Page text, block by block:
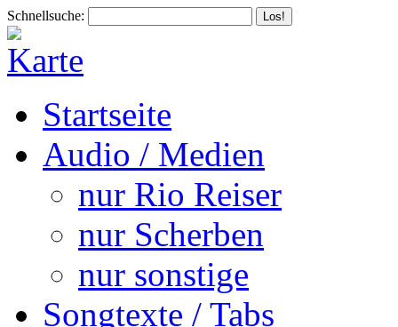
Schnellsuche:
Startseite
Audio / Medien
nur Rio Reiser
nur Scherben
nur sonstige
Songtexte / Tabs